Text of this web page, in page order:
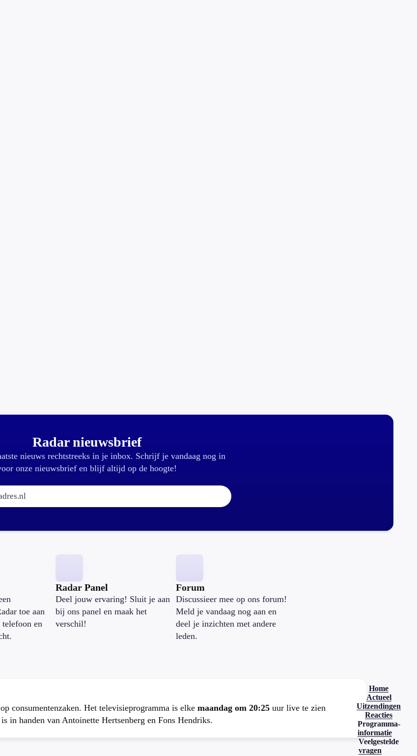
Radar nieuwsbrief
nieuws rechtstreeks in je inbox. Schrijf je vandaag nog in
onze nieuwsbrief en blijf altijd op de hoogte!
E-mailadres:
toe aan
telefoon en
Radar Panel
Deel jouw ervaring! Sluit je aan
bij ons panel en maak het
verschil!
Forum
Discussieer mee op ons forum!
Meld je vandaag nog aan en
deel je inzichten met andere
leden.
consumentenzaken. Het televisieprogramma is elke maandag om 20:25 uur live te zien
in handen van Antoinette Hertsenberg en Fons Hendriks.
Home
Actueel
Uitzendingen
Reacties
Programma-
informatie
Veelgestelde
vragen